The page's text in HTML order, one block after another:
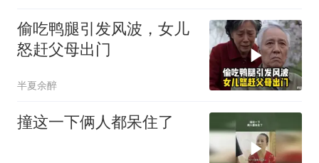
偷吃鸭腿引发风波，女儿
怒赶父母出门
半夏余醉
撞这一下俩人都呆住了